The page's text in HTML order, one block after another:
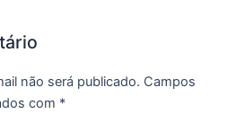
não será publicado. Campos
com *